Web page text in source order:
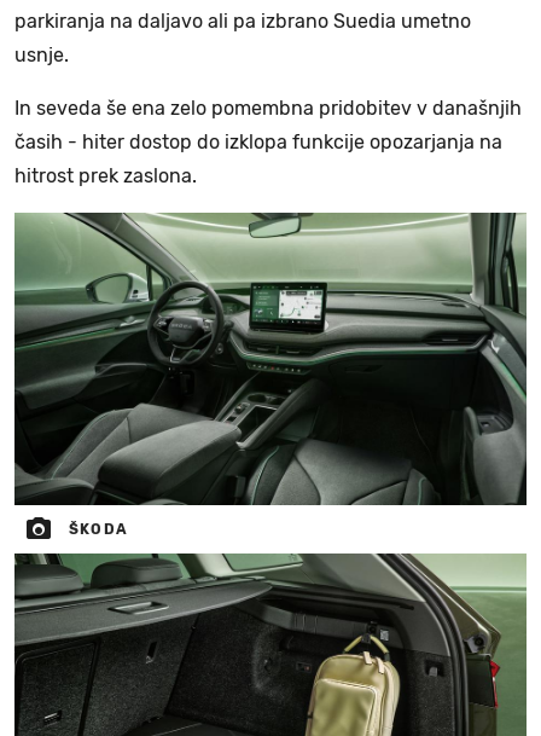
parkiranja na daljavo ali pa izbrano Suedia umetno
usnje.
In seveda še ena zelo pomembna pridobitev v današnjih
časih - hiter dostop do izklopa funkcije opozarjanja na
hitrost prek zaslona.
ŠKODA